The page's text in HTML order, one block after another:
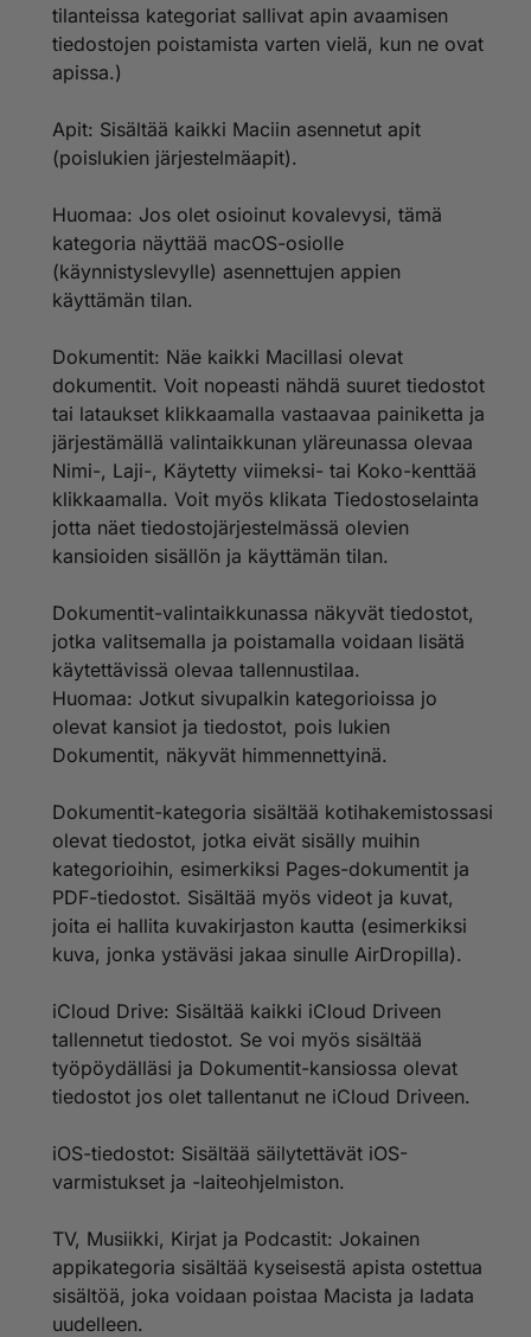
tilanteissa kategoriat sallivat apin avaamisen
tiedostojen poistamista varten vielä, kun ne ovat
apissa.)
Apit: Sisältää kaikki Maciin asennetut apit
(poislukien järjestelmäapit).
Huomaa: Jos olet osioinut kovalevysi, tämä
kategoria näyttää macOS-osiolle
(käynnistyslevylle) asennettujen appien
käyttämän tilan.
Dokumentit: Näe kaikki Macillasi olevat
dokumentit. Voit nopeasti nähdä suuret tiedostot
tai lataukset klikkaamalla vastaavaa painiketta ja
järjestämällä valintaikkunan yläreunassa olevaa
Nimi-, Laji-, Käytetty viimeksi- tai Koko-kenttää
klikkaamalla. Voit myös klikata Tiedostoselainta
jotta näet tiedostojärjestelmässä olevien
kansioiden sisällön ja käyttämän tilan.
Dokumentit-valintaikkunassa näkyvät tiedostot,
jotka valitsemalla ja poistamalla voidaan lisätä
käytettävissä olevaa tallennustilaa.
Huomaa: Jotkut sivupalkin kategorioissa jo
olevat kansiot ja tiedostot, pois lukien
Dokumentit, näkyvät himmennettyinä.
Dokumentit-kategoria sisältää kotihakemistossasi
olevat tiedostot, jotka eivät sisälly muihin
kategorioihin, esimerkiksi Pages-dokumentit ja
PDF-tiedostot. Sisältää myös videot ja kuvat,
joita ei hallita kuvakirjaston kautta (esimerkiksi
kuva, jonka ystäväsi jakaa sinulle AirDropilla).
iCloud Drive: Sisältää kaikki iCloud Driveen
tallennetut tiedostot. Se voi myös sisältää
työpöydälläsi ja Dokumentit-kansiossa olevat
tiedostot jos olet tallentanut ne iCloud Driveen.
iOS-tiedostot: Sisältää säilytettävät iOS-
varmistukset ja -laiteohjelmiston.
TV, Musiikki, Kirjat ja Podcastit: Jokainen
appikategoria sisältää kyseisestä apista ostettua
sisältöä, joka voidaan poistaa Macista ja ladata
uudelleen.